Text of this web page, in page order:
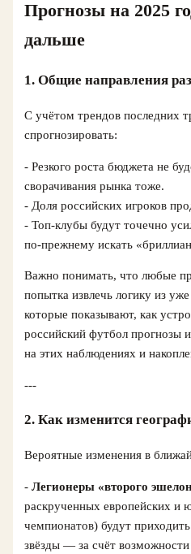
Прогнозы на 2025
дальше
1. Общие направления
С учётом трендов последних
спрогнозировать:
- Резкого роста бюджета не
сворачивания рынка тоже.
- Доля российских игроков
- Топ-клубы будут точечно
по-прежнему искать
Важно понимать, что любые
попытка извлечь логику из
которые показывают, как
российский футбол прогнозы
на этих наблюдениях и
---
2. Как изменится
Вероятные изменения в
-Легионеры «второго
раскрученных европейских и
чемпионатов) будут
звёзды — за счёт возможности